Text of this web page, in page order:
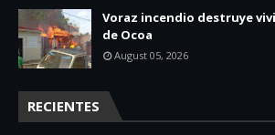
Voraz incendio destruye
de Ocoa
August 05, 2026
RECIENTES